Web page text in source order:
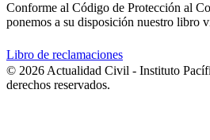
Conforme al Código de Protección al
ponemos a su disposición nuestro libro
Libro de reclamaciones
© 2026 Actualidad Civil - Instituto
derechos reservados.